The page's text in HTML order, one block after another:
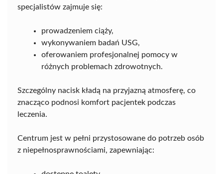
specjalistów zajmuje się:
prowadzeniem ciąży,
wykonywaniem badań USG,
oferowaniem profesjonalnej pomocy w
różnych problemach zdrowotnych.
Szczególny nacisk kładą na przyjazną atmosferę, co
znacząco podnosi komfort pacjentek podczas
leczenia.
Centrum jest w pełni przystosowane do potrzeb osób
z niepełnosprawnościami, zapewniając: